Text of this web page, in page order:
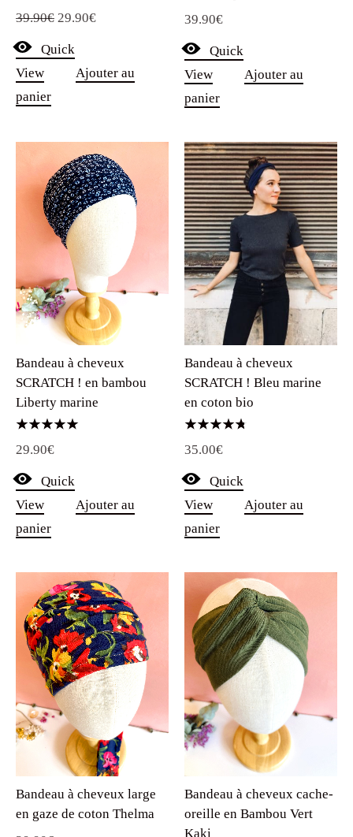
39.90€ Le
prix
initial
29.90€Le
Quick
View
Ajouter au
panier
39.90€
Quick
View
Ajouter au
panier
Bandeau à cheveux
SCRATCH ! en bambou
Liberty marine
5.00
29.90€
Quick
View
Ajouter au
panier
Bandeau à cheveux
SCRATCH ! Bleu marine
en coton bio
4.75
35.00€
Quick
View
Ajouter au
panier
Bandeau à cheveux large
en gaze de coton Thelma
Bandeau à cheveux cache-
oreille en Bambou Vert
Kaki